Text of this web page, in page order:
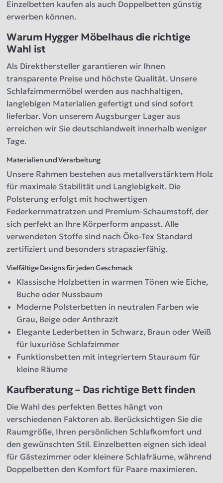
Einzelbetten kaufen als auch Doppelbetten günstig
erwerben können.
Warum Hygger Möbelhaus die richtige
Wahl ist
Als Direkthersteller garantieren wir Ihnen
transparente Preise und höchste Qualität. Unsere
Schlafzimmermöbel werden aus nachhaltigen,
langlebigen Materialien gefertigt und sind sofort
lieferbar. Von unserem Augsburger Lager aus
erreichen wir Sie deutschlandweit innerhalb weniger
Tage.
Materialien und Verarbeitung
Unsere Rahmen bestehen aus metallverstärktem Holz
für maximale Stabilität und Langlebigkeit. Die
Polsterung erfolgt mit hochwertigen
Federkernmatratzen und Premium-Schaumstoff, der
sich perfekt an Ihre Körperform anpasst. Alle
verwendeten Stoffe sind nach Öko-Tex Standard
zertifiziert und besonders strapazierfähig.
Vielfältige Designs für jeden Geschmack
Klassische Holzbetten in warmen Tönen wie Eiche,
Buche oder Nussbaum
Moderne Polsterbetten in neutralen Farben wie
Grau, Beige oder Anthrazit
Elegante Lederbetten in Schwarz, Braun oder Weiß
für luxuriöse Schlafzimmer
Funktionsbetten mit integriertem Stauraum für
kleine Räume
Kaufberatung – Das richtige Bett finden
Die Wahl des perfekten Bettes hängt von
verschiedenen Faktoren ab. Berücksichtigen Sie die
Raumgröße, Ihren persönlichen Schlafkomfort und
den gewünschten Stil. Einzelbetten eignen sich ideal
für Gästezimmer oder kleinere Schlafräume, während
Doppelbetten den Komfort für Paare maximieren.